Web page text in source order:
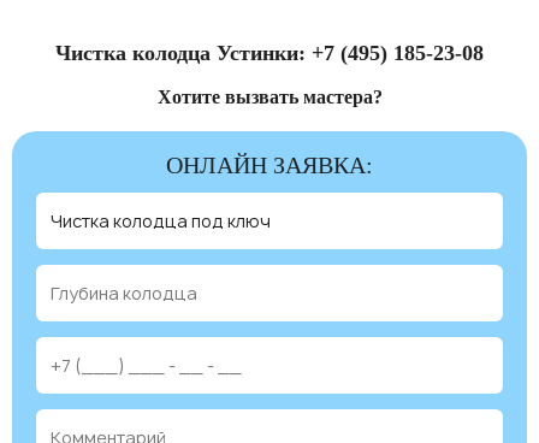
Чистка колодца Устинки: +7 (495) 185-23-08
Хотите вызвать мастера?
ОНЛАЙН ЗАЯВКА: